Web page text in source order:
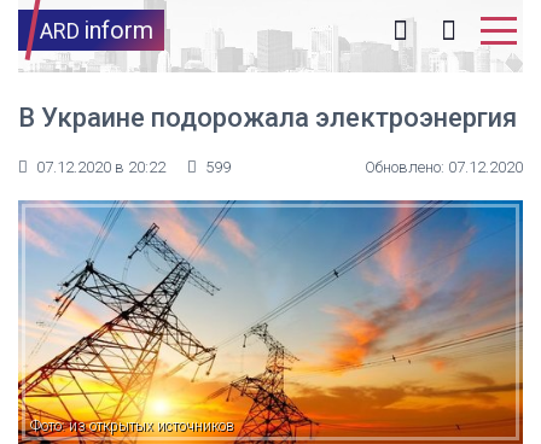
ARD inform
В Украине подорожала электроэнергия
07.12.2020 в 20:22 599 Обновлено: 07.12.2020
Фото: из открытых источников